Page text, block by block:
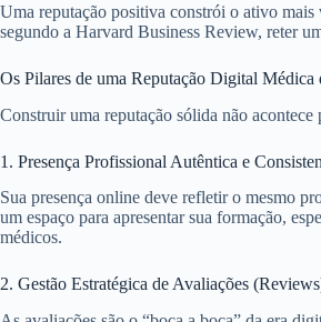
Uma reputação positiva constrói o ativo
segundo a Harvard Business Review, reter
Os Pilares de uma Reputação Digital Médica
Construir uma reputação sólida não
1. Presença Profissional Autêntica e
Sua presença online deve refletir o mesmo
um espaço para apresentar sua formação,
médicos.
2. Gestão Estratégica de Avaliações